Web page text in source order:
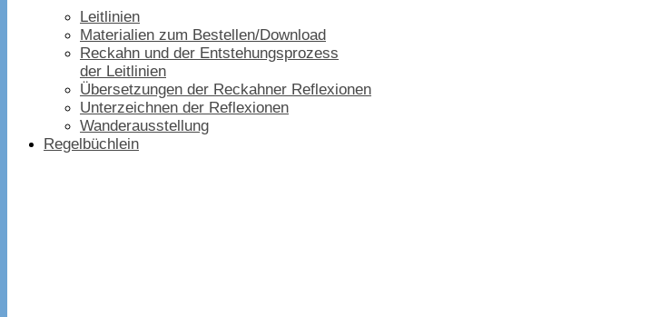
Leitlinien
Materialien zum Bestellen/Download
Reckahn und der Entstehungsprozess
der Leitlinien
Übersetzungen der Reckahner Reflexionen
Unterzeichnen der Reflexionen
Wanderausstellung
Regelbüchlein